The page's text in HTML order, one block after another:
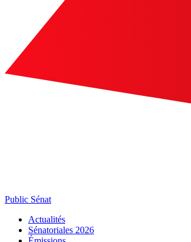
Public Sénat
Actualités
Sénatoriales 2026